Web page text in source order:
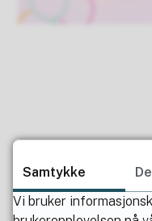
Sist endret
03.10.2023
Samtykke
Vi bruker